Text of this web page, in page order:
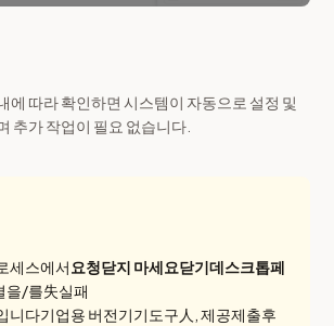
에 따라 확인하면 시스템이 자동으로 설정 및
추가 작업이 필요 없습니다.
세스에서 요청닫지 마세요닫기데스크톱페
을/를失실패
니다기업용 버전기기도구人, 제공제출후